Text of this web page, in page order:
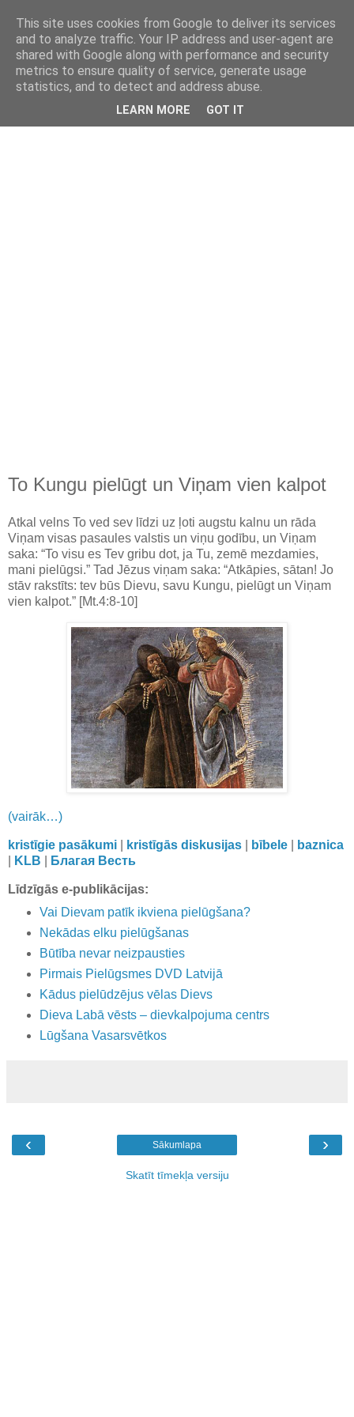
kristietim
viss, kas jāzin kristietim
To Kungu pielūgt un Viņam vien kalpot
Atkal velns To ved sev līdzi uz ļoti augstu kalnu un rāda
Viņam visas pasaules valstis un viņu godību, un Viņam
saka: “To visu es Tev gribu dot, ja Tu, zemē mezdamies,
mani pielūgsi.” Tad Jēzus viņam saka: “Atkāpies, sātan! Jo
stāv rakstīts: tev būs Dievu, savu Kungu, pielūgt un Viņam
vien kalpot.” [Mt.4:8-10]
(vairāk…)
kristīgie pasākumi kristīgās diskusijas bībele
baznica
KLB Благая Весть
Līdzīgās e-publikācijas:
Vai Dievam patīk ikviena pielūgšana?
Nekādas elku pielūgšanas
Būtība nevar neizpausties
Pirmais Pielūgsmes DVD Latvijā
Kādus pielūdzējus vēlas Dievs
Dieva Labā vēsts – dievkalpojuma centrs
Lūgšana Vasarsvētkos
‹ ›
Sākumlapa
Skatīt tīmekļa versiju
This site uses cookies from Google to deliver its services
and to analyze traffic. Your IP address and user-agent are
shared with Google along with performance and security
metrics to ensure quality of service, generate usage
statistics, and to detect and address abuse.
LEARN MORE GOT IT